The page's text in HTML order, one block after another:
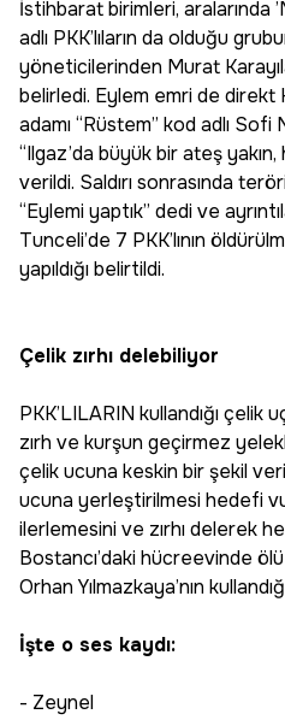
İstihbarat birimleri, aralarında
adlı PKK’lıların da olduğu
yöneticilerinden Murat
belirledi. Eylem emri de direkt
adamı “Rüstem” kod adlı
“Ilgaz’da büyük bir ateş
verildi. Saldırı sonrasında
“Eylemi yaptık” dedi ve
Tunceli’de 7 PKK’lının
yapıldığı belirtildi.
Çelik zırhı delebiliyor
PKK’LILARIN kullandığı çelik
zırh ve kurşun geçirmez
çelik ucuna keskin bir şekil
ucuna yerleştirilmesi hedefi
ilerlemesini ve zırhı delerek
Bostancı’daki hücreevinde
Orhan Yılmazkaya’nın
İşte o ses kaydı:
- Zeynel